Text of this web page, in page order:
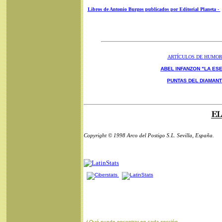
Libros de Antonio Burgos publicados por Editorial Planeta -
ARTÍCULOS DE HUMOR
ABEL INFANZON "LA
PUNTAS DEL
Copyright © 1998 Arco del Postigo S.L. Sevilla, España.